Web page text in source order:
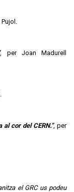
, per Joan Madurell
cor del CERN.”, per
el GRC us podeu